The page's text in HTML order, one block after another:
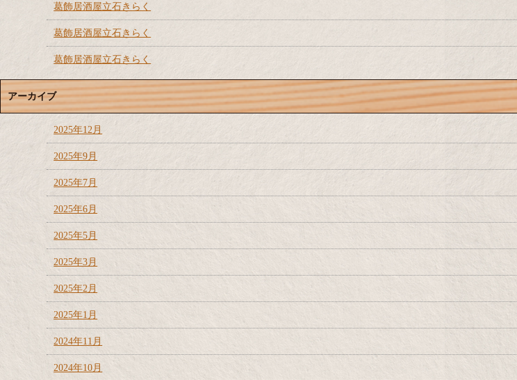
葛飾居酒屋立石きらく
葛飾居酒屋立石きらく
葛飾居酒屋立石きらく
アーカイブ
2025年12月
2025年9月
2025年7月
2025年6月
2025年5月
2025年3月
2025年2月
2025年1月
2024年11月
2024年10月